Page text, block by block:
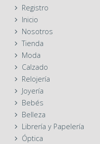
Registro
Inicio
Nosotros
Tienda
Moda
Calzado
Relojería
Joyería
Bebés
Belleza
Librería y Papelería
Óptica